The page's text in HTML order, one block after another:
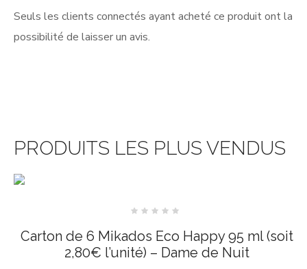
Seuls les clients connectés ayant acheté ce produit ont la
possibilité de laisser un avis.
PRODUITS LES PLUS VENDUS
sur
5
Carton de 6 Mikados Eco Happy 95 ml (soit
2,80€ l’unité) – Dame de Nuit